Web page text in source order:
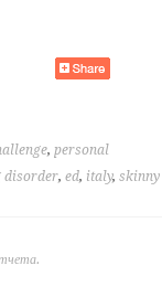
, personal
disorder, ed, italy, skinny